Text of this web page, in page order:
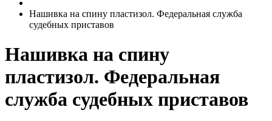
Нашивка на спину пластизол. Федеральная служба
судебных приставов
Нашивка на спину
пластизол. Федеральная
служба судебных приставов